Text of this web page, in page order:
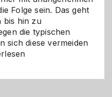
Folge sein. Das geht
bis hin zu
die typischen
sich diese vermeiden